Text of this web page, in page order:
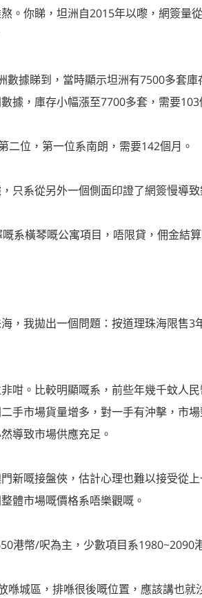
。你睇，坦洲自2015年以嚟，網簽量
數據睇到，當時顯示坦洲有7500多套
據，庫存小幅漲至7700多套，需要103
二位，第一位系南朗，需要142個月。
只系從另外一個側面印證了網簽慢導
系橫琴嘅公寓項目，唔限貸，佣金結算
，我拋出一個問題：按道理珠海限售3
咁。比較明顯嘅系，前些年幾千蚊人
手市場貨量增多，對一手有沖擊，市
導致市場供應充足。
新嘅接盤俠，估計心理也難以接受從
體市場嘅價格系唔樂觀嘅。
港幣/呎為主，少數項目系1980~2090
喺城區，排喺很後嘅位置，應該講也